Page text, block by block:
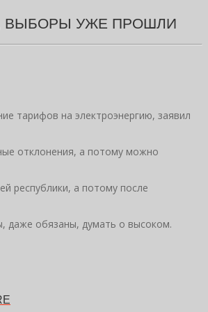
ВЫБОРЫ УЖЕ ПРОШЛИ
тарифов на электроэнергию, заявил
отклонения, а потому можно
республики, а потому после
даже обязаны, думать о высоком.